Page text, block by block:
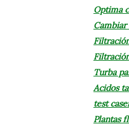
Optima
Turba
Acidos
test
Plantas